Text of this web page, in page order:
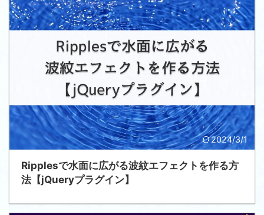
2024/3/1
Ripplesで水面に広がる波紋エフェクトを作る方
法【jQueryプラグイン】